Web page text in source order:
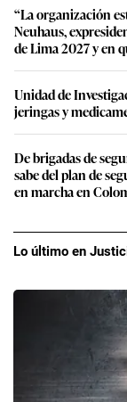
“La organización
Neuhaus,
de Lima 2027 y en
Unidad de
jeringas y
De brigadas de
sabe del plan de
en marcha en
Lo último en